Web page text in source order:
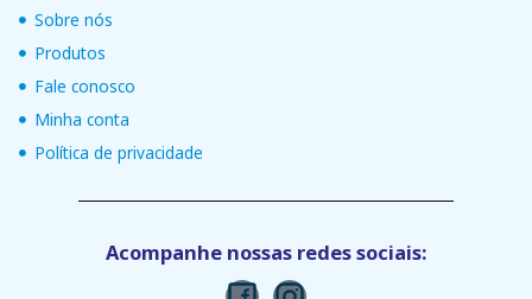
Sobre nós
Produtos
Fale conosco
Minha conta
Política de privacidade
Acompanhe nossas redes sociais: